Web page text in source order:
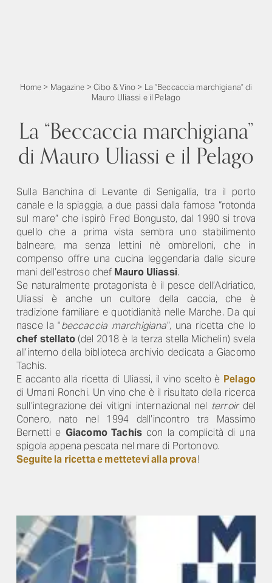
Home > Magazine > Cibo & Vino > La “Beccaccia marchigiana” di
Mauro Uliassi e il Pelago
La “Beccaccia marchigiana”
di Mauro Uliassi e il Pelago
Sulla Banchina di Levante di Senigallia, tra il porto
canale e la spiaggia, a due passi dalla famosa “rotonda
sul mare” che ispirò Fred Bongusto, dal 1990 si trova
quello che a prima vista sembra uno stabilimento
balneare, ma senza lettini nè ombrelloni, che in
compenso offre una cucina leggendaria dalle sicure
mani dell’estroso chef Mauro Uliassi.
Se naturalmente protagonista è il pesce dell’Adriatico,
Uliassi è anche un cultore della caccia, che è
tradizione familiare e quotidianità nelle Marche. Da qui
nasce la "beccaccia marchigiana”, una ricetta che lo
chef stellato (del 2018 è la terza stella Michelin) svela
all’interno della biblioteca archivio dedicata a Giacomo
Tachis.
E accanto alla ricetta di Uliassi, il vino scelto è Pelago
di Umani Ronchi. Un vino che è il risultato della ricerca
sull’integrazione dei vitigni internazional nel terroir del
Conero, nato nel 1994 dall’incontro tra Massimo
Bernetti e Giacomo Tachis con la complicità di una
spigola appena pescata nel mare di Portonovo.
Seguite la ricetta e mettetevi alla prova!